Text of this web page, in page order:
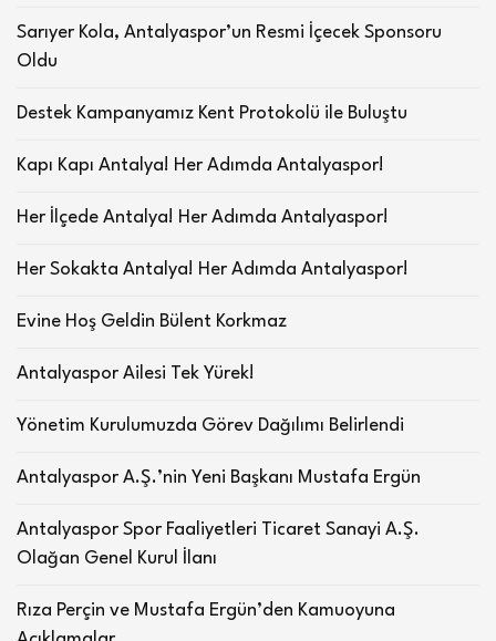
Sarıyer Kola, Antalyaspor’un Resmi İçecek Sponsoru
Oldu
Destek Kampanyamız Kent Protokolü ile Buluştu
Kapı Kapı Antalya! Her Adımda Antalyaspor!
Her İlçede Antalya! Her Adımda Antalyaspor!
Her Sokakta Antalya! Her Adımda Antalyaspor!
Evine Hoş Geldin Bülent Korkmaz
Antalyaspor Ailesi Tek Yürek!
Yönetim Kurulumuzda Görev Dağılımı Belirlendi
Antalyaspor A.Ş.’nin Yeni Başkanı Mustafa Ergün
Antalyaspor Spor Faaliyetleri Ticaret Sanayi A.Ş.
Olağan Genel Kurul İlanı
Rıza Perçin ve Mustafa Ergün’den Kamuoyuna